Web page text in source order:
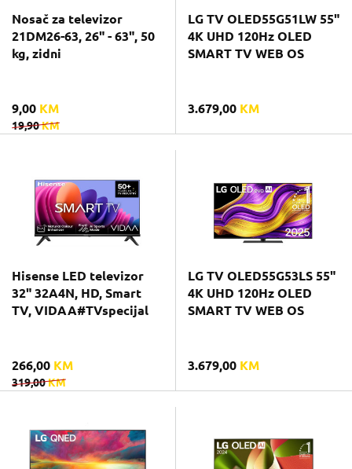
Nosač za televizor
21DM26-63, 26" - 63", 50
kg, zidni
9,00 KM
19,90KM
LG TV OLED55G51LW 55"
4K UHD 120Hz OLED
SMART TV WEB OS
3.679,00 KM
Hisense LED televizor
32" 32A4N, HD, Smart
TV, VIDAA#TVspecijal
266,00 KM
319,00KM
LG TV OLED55G53LS 55"
4K UHD 120Hz OLED
SMART TV WEB OS
3.679,00 KM